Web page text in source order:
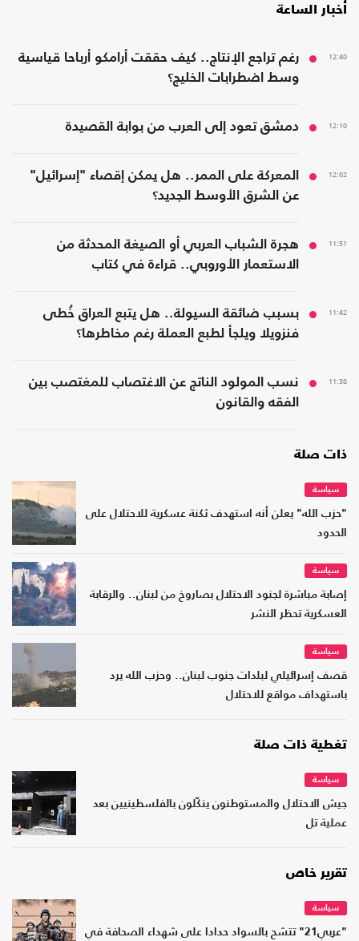
أخبار الساعة
12:40
رغم تراجع الإنتاج.. كيف حققت أرامكو أرباحا قياسية
وسط اضطرابات الخليج؟
12:10 دمشق تعود إلى العرب من بوابة القصيدة
12:02
المعركة على الممر.. هل يمكن إقصاء "إسرائيل"
عن الشرق الأوسط الجديد؟
11:51
هجرة الشباب العربي أو الصيغة المحدثة من
الاستعمار الأوروبي.. قراءة في كتاب
11:42
بسبب ضائقة السيولة.. هل يتبع العراق خُطى
فنزويلا ويلجأ لطبع العملة رغم مخاطرها؟
11:38
نسب المولود الناتج عن الاغتصاب للمغتصب بين
الفقه والقانون
ذات صلة
سياسة
"حزب الله" يعلن أنه استهدف ثكنة عسكرية للاحتلال على
الحدود
سياسة
إصابة مباشرة لجنود الاحتلال بصاروخ من لبنان.. والرقابة
العسكرية تحظر النشر
سياسة
قصف إسرائيلي لبلدات جنوب لبنان.. وحزب الله يرد
باستهداف مواقع للاحتلال
تغطية ذات صلة
سياسة
جيش الاحتلال والمستوطنون ينكّلون بالفلسطينيين بعد
عملية تل
تقرير خاص
سياسة
"عربي21" تتشح بالسواد حدادا على شهداء الصحافة في